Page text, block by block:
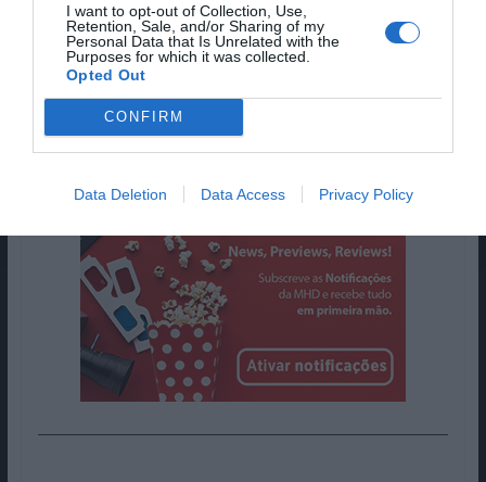
I want to opt-out of Collection, Use,
Retention, Sale, and/or Sharing of my
Personal Data that Is Unrelated with the
Purposes for which it was collected.
Opted Out
CONFIRM
Data Deletion Data Access Privacy Policy
ofensivas à equipa da SCDP, humilhando
publicamente Roger Sterling, forçando-o a vestir-
se de Pai Natal.